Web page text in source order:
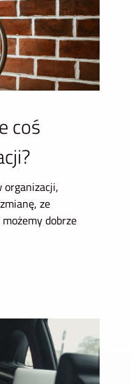
coś
organizacji,
ze
dobrze